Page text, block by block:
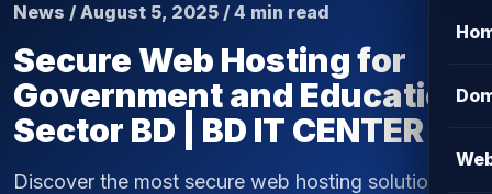
News / August 5, 2025 / 4 min read
Secure Web Hosting for
Government and Education
Sector BD | BD IT CENTER
Discover the most secure web hosting solutions in